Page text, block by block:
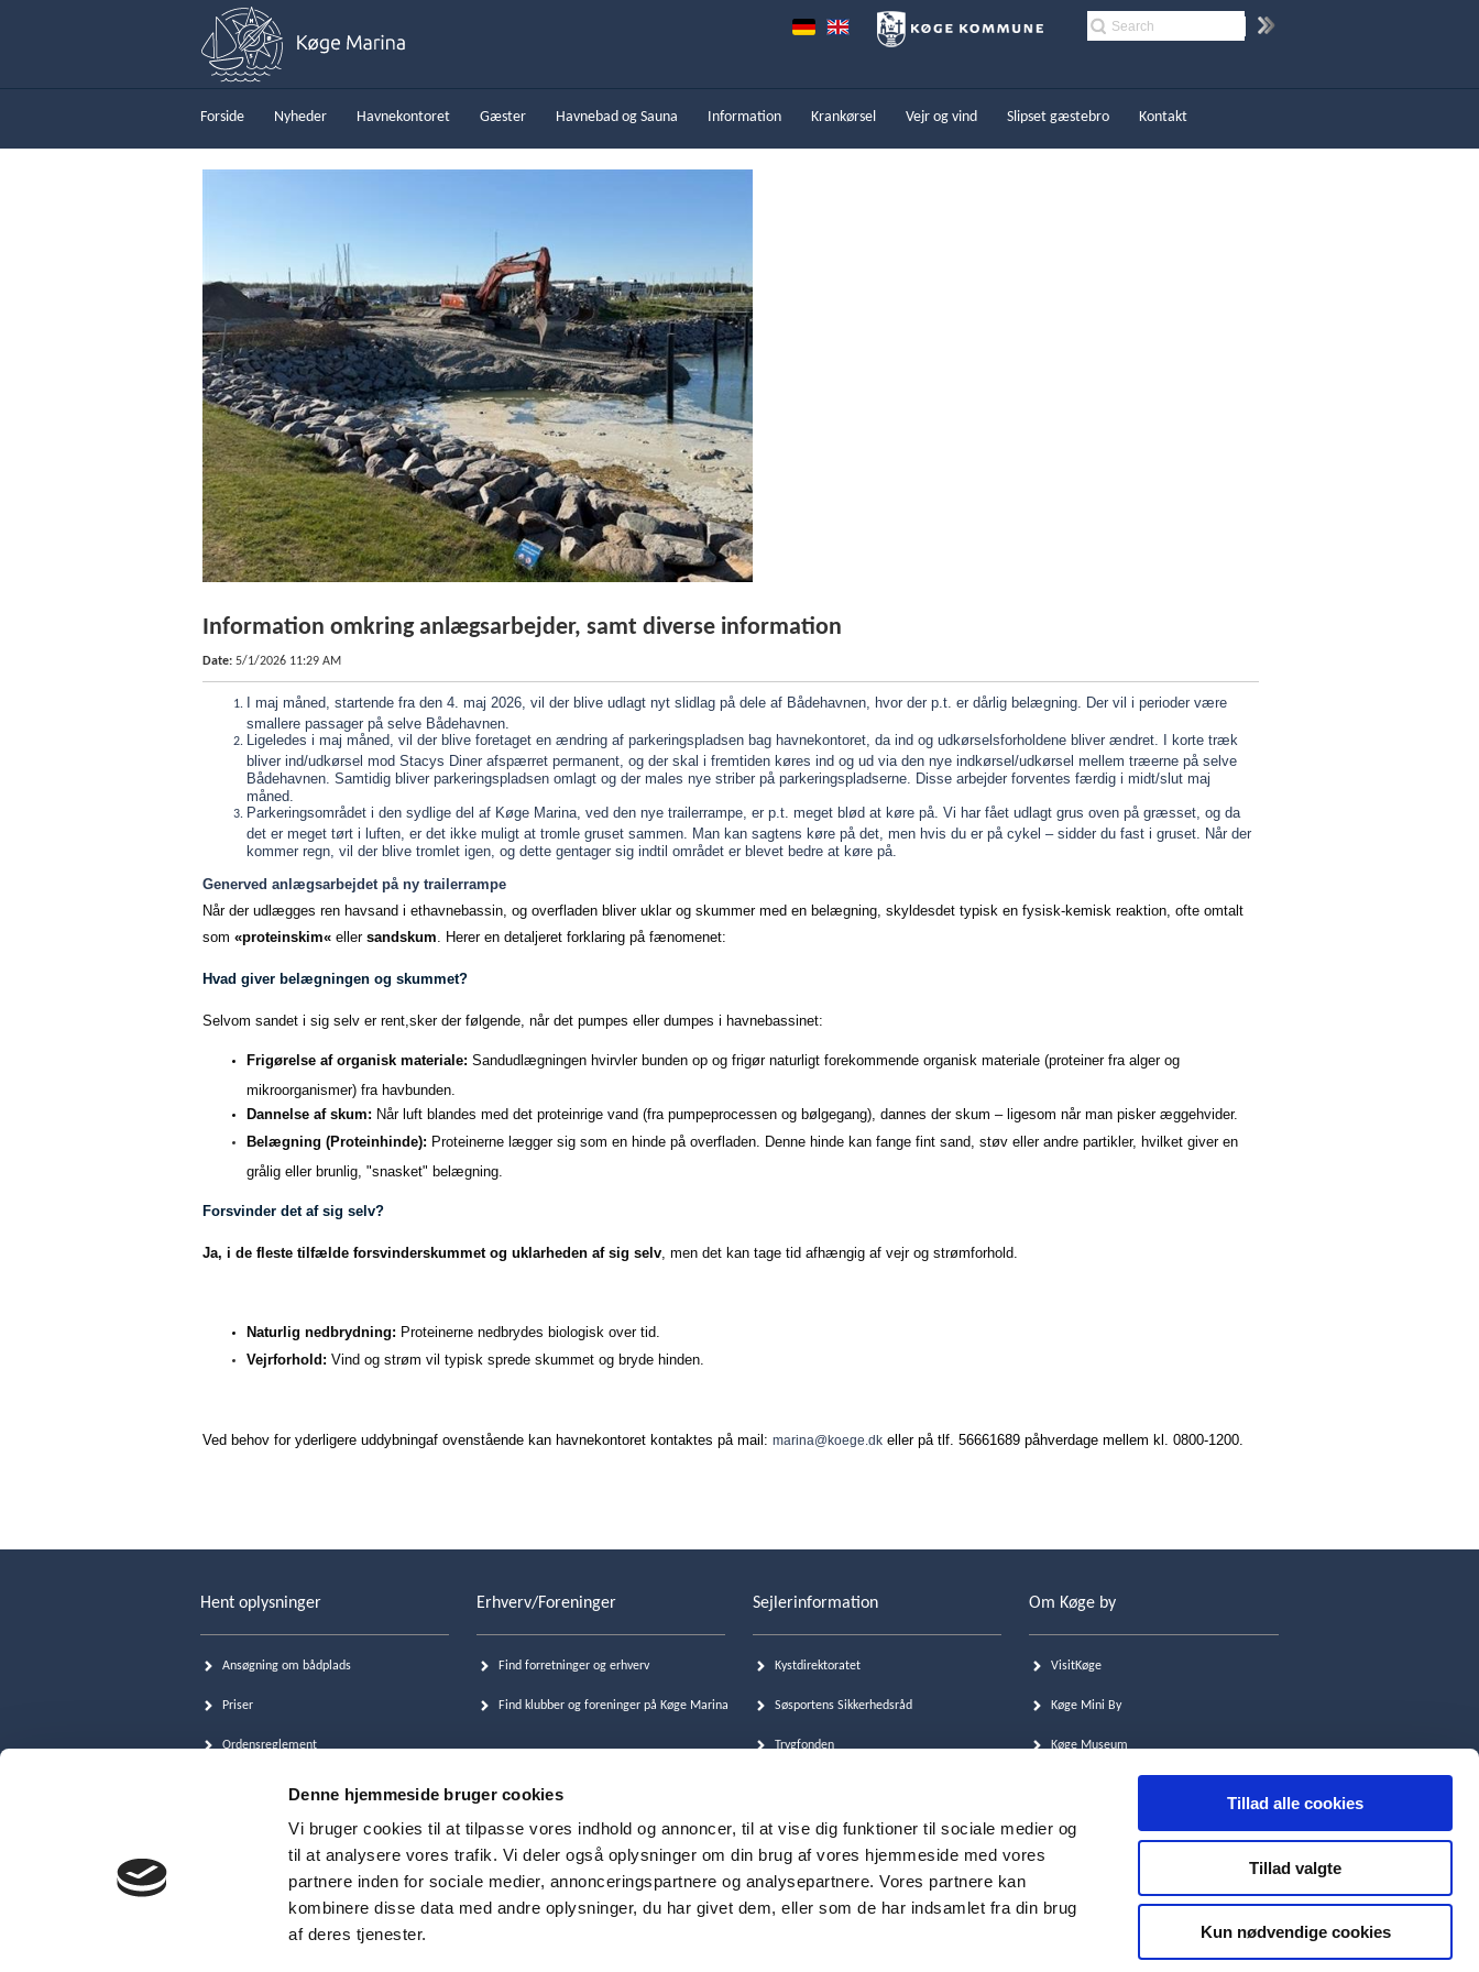
Denne hjemmeside bruger cookies
Vi bruger cookies til at tilpasse vores indhold og annoncer, til at vise dig funktioner til sociale medier og
til at analysere vores trafik. Vi deler også oplysninger om din brug af vores hjemmeside med vores
partnere inden for sociale medier, annonceringspartnere og analysepartnere. Vores partnere kan
kombinere disse data med andre oplysninger, du har givet dem, eller som de har indsamlet fra din brug
af deres tjenester.
Tillad alle cookies
Tillad valgte
Kun nødvendige cookies
Forside Nyheder Havnekontoret Gæster Havnebad og Sauna Information Krankørsel Vejr og vind Slipset gæstebro Kontakt
Information omkring anlægsarbejder, samt diverse information
Date: 5/1/2026 11:29 AM
I maj måned, startende fra den 4. maj 2026, vil der blive udlagt nyt slidlag på dele af Bådehavnen, hvor der p.t. er dårlig belægning. Der vil i perioder være
smallere passager på selve Bådehavnen.
Ligeledes i maj måned, vil der blive foretaget en ændring af parkeringspladsen bag havnekontoret, da ind og udkørselsforholdene bliver ændret. I korte træk
bliver ind/udkørsel mod Stacys Diner afspærret permanent, og der skal i fremtiden køres ind og ud via den nye indkørsel/udkørsel mellem træerne på selve
Bådehavnen. Samtidig bliver parkeringspladsen omlagt og der males nye striber på parkeringspladserne. Disse arbejder forventes færdig i midt/slut maj
måned.
Parkeringsområdet i den sydlige del af Køge Marina, ved den nye trailerrampe, er p.t. meget blød at køre på. Vi har fået udlagt grus oven på græsset, og da
det er meget tørt i luften, er det ikke muligt at tromle gruset sammen. Man kan sagtens køre på det, men hvis du er på cykel – sidder du fast i gruset. Når der
kommer regn, vil der blive tromlet igen, og dette gentager sig indtil området er blevet bedre at køre på.
Generved anlægsarbejdet på ny trailerrampe
Når der udlægges ren havsand i ethavnebassin, og overfladen bliver uklar og skummer med en belægning, skyldesdet typisk en fysisk-kemisk reaktion, ofte omtalt
som «proteinskim«eller sandskum. Herer en detaljeret forklaring på fænomenet:
Hvad giver belægningen og skummet?
Selvom sandet i sig selv er rent,sker der følgende, når det pumpes eller dumpes i havnebassinet:
Frigørelse af organisk materiale: Sandudlægningen hvirvler bunden op og frigør naturligt forekommende organisk materiale (proteiner fra alger og
mikroorganismer) fra havbunden.
Dannelse af skum: Når luft blandes med det proteinrige vand (fra pumpeprocessen og bølgegang), dannes der skum – ligesom når man pisker æggehvider.
Belægning (Proteinhinde): Proteinerne lægger sig som en hinde på overfladen. Denne hinde kan fange fint sand, støv eller andre partikler, hvilket giver en
grålig eller brunlig, "snasket" belægning.
Forsvinder det af sig selv?
Ja, i de fleste tilfælde forsvinderskummet og uklarheden af sig selv, men det kan tage tid afhængig af vejr og strømforhold.
Naturlig nedbrydning: Proteinerne nedbrydes biologisk over tid.
Vejrforhold: Vind og strøm vil typisk sprede skummet og bryde hinden.
Ved behov for yderligere uddybningaf ovenstående kan havnekontoret kontaktes på mail: marina@koege.dkeller på tlf. 56661689 påhverdage mellem kl. 0800-1200.
Hent oplysninger
Ansøgning om bådplads
Priser
Ordensreglement
Cookie- og persondatapolitik (GDPR)
Erhverv/Foreninger
Find forretninger og erhverv
Find klubber og foreninger på Køge Marina
Sejlerinformation
Kystdirektoratet
Søsportens Sikkerhedsråd
Trygfonden
TV2-vejrkamera LIVE
Havneguide
Dansk Søredningsselskab
Om Køge by
VisitKøge
Køge Mini By
Køge Museum
Køge Kommune